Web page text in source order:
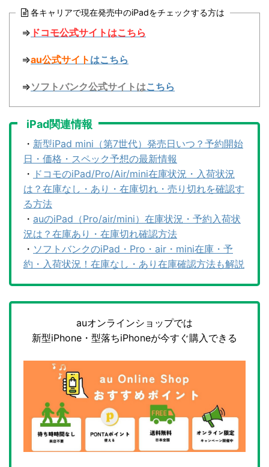
各キャリアで現在発売中のiPadをチェックする方は
⇒ ドコモ公式サイト はこちら
⇒au公式サイト はこちら
⇒ソフトバンク公式サイトはこちら
iPad関連情報
・ 新型iPad mini（第7世代）発売日いつ？予約開始
日・価格・スペック予想の最新情報
・ ドコモのiPad/Pro/Air/mini在庫状況・入荷状況
は？在庫なし・あり・在庫切れ・売り切れを確認す
る方法
・ auのiPad（Pro/air/mini）在庫状況・予約入荷状
況は？在庫あり・在庫切れ確認方法
・ ソフトバンクのiPad・Pro・air・mini在庫・予
約・入荷状況！在庫なし・あり在庫確認方法も解説
auオンラインショップでは
新型iPhone・型落ちiPhoneが今すぐ購入できる